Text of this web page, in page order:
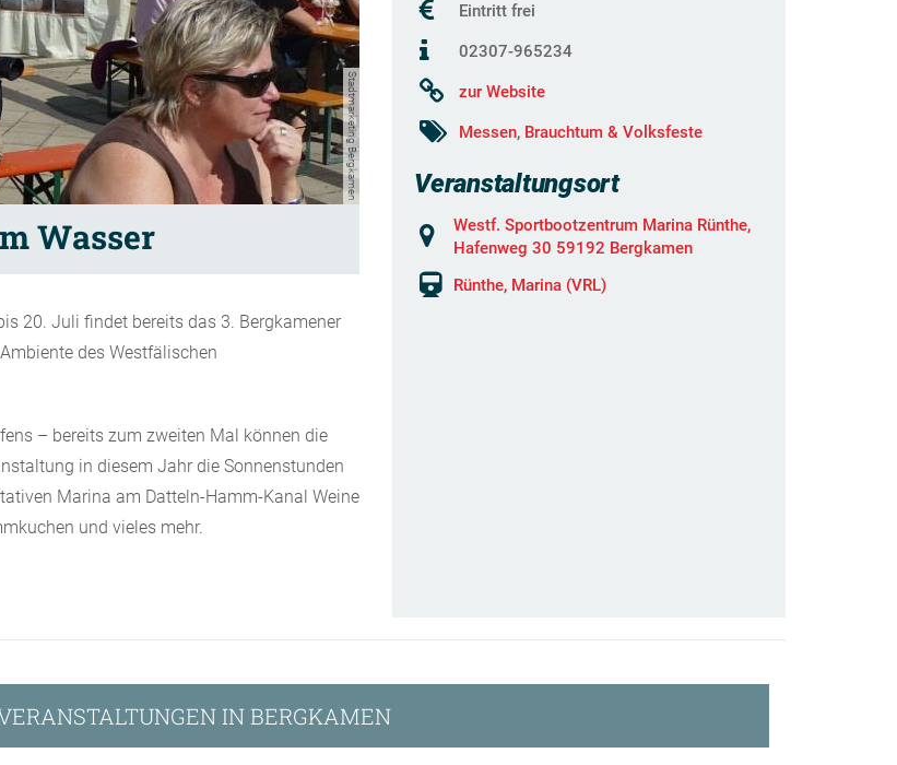
Stadtmarketing Bergkamen
Wasser
20. Juli findet bereits das 3. Bergkamener
des Westfälischen
– bereits zum zweiten Mal können die
in diesem Jahr die Sonnenstunden
Marina am Datteln-Hamm-Kanal Weine
und vieles mehr.
Eintritt frei
02307-965234
zur Website
Messen, Brauchtum & Volksfeste
Veranstaltungsort
Westf. Sportbootzentrum Marina Rünthe,
Hafenweg 30 59192 Bergkamen
Rünthe, Marina (VRL)
IN BERGKAMEN